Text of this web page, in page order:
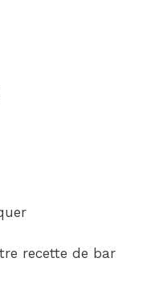
recette de bar